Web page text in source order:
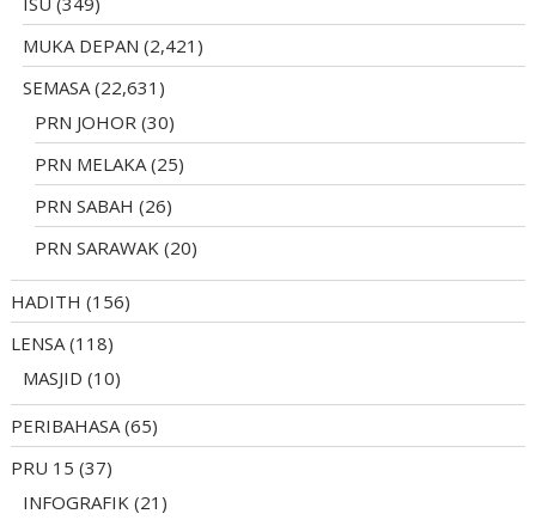
MUKA DEPAN (2,421)
SEMASA (22,631)
PRN JOHOR (30)
PRN MELAKA (25)
PRN SABAH (26)
PRN SARAWAK (20)
HADITH (156)
LENSA (118)
MASJID (10)
PERIBAHASA (65)
PRU 15 (37)
INFOGRAFIK (21)